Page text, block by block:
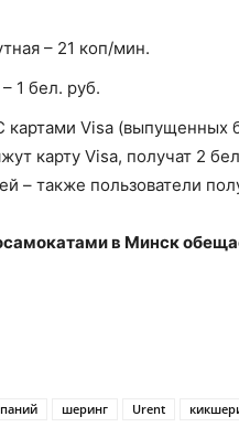
– 21 коп/мин.
1 бел. руб.
картами Visa (выпущенных
карту Visa, получат 2
– также пользователи
в Минск
шеринг Urent